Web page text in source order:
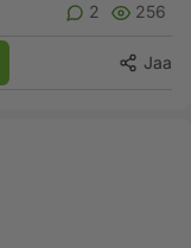
2 256
Jaa